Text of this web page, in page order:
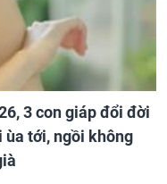
3 con giáp đổi đời
ùa tới, ngồi không